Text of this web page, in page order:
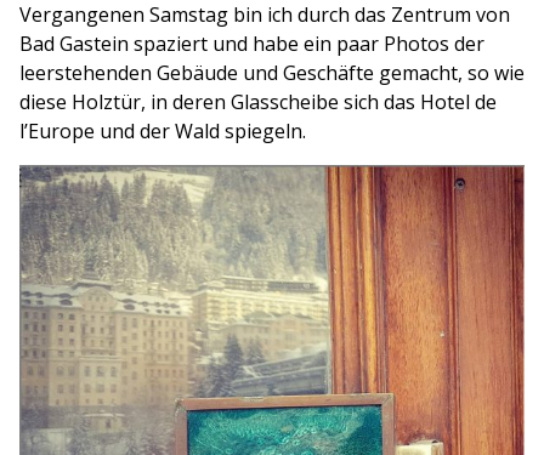
Vergangenen Samstag bin ich durch das Zentrum von
Bad Gastein spaziert und habe ein paar Photos der
leerstehenden Gebäude und Geschäfte gemacht, so wie
diese Holztür, in deren Glasscheibe sich das Hotel de
l’Europe und der Wald spiegeln.